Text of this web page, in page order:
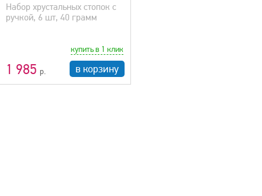
Набор хрустальных стопок с
ручкой, 6 шт, 40 грамм
1 985
купить в 1 клик
в корзину